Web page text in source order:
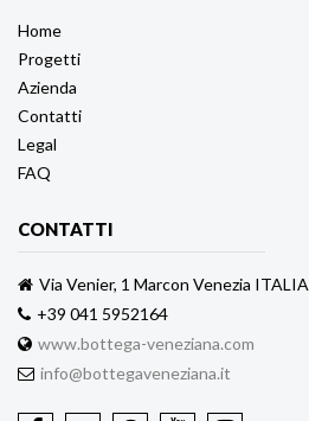
Home
Progetti
Azienda
Contatti
Legal
FAQ
CONTATTI
Via Venier, 1 Marcon Venezia ITALIA
+39 041 5952164
www.bottega-veneziana.com
info@bottegaveneziana.it